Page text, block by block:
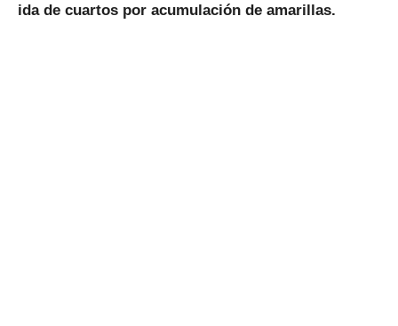
ida de cuartos por acumulación de amarillas.